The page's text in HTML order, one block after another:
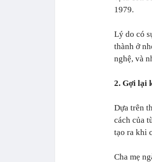
1979.
Lý do có
thành ở
nghệ, và
2. Gợi lại
Dựa trên
cách của
tạo ra khi
Cha mẹ